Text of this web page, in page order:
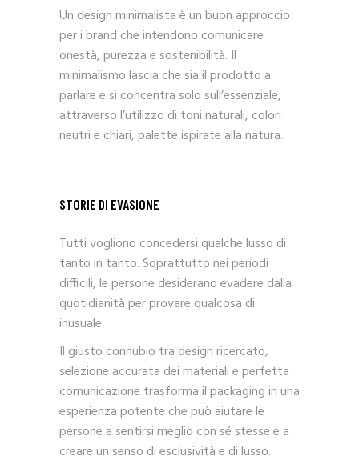
Un design minimalista è un buon approccio
per i brand che intendono comunicare
onestà, purezza e sostenibilità. Il
minimalismo lascia che sia il prodotto a
parlare e si concentra solo sull’essenziale,
attraverso l’utilizzo di toni naturali, colori
neutri e chiari, palette ispirate alla natura.
STORIE DI EVASIONE
Tutti vogliono concedersi qualche lusso di
tanto in tanto. Soprattutto nei periodi
difficili, le persone desiderano evadere dalla
quotidianità per provare qualcosa di
inusuale.
Il giusto connubio tra design ricercato,
selezione accurata dei materiali e perfetta
comunicazione trasforma il packaging in una
esperienza potente che può aiutare le
persone a sentirsi meglio con sé stesse e a
creare un senso di esclusività e di lusso.